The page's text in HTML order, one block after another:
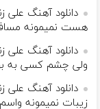
دانلود آهنگ
هست نمیمونه
دانلود آهنگ علی
ولی چشم كسی به
دانلود آهنگ علی
زيبات نمیمونه